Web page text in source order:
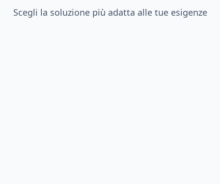
Scegli la soluzione più adatta alle tue esigenze